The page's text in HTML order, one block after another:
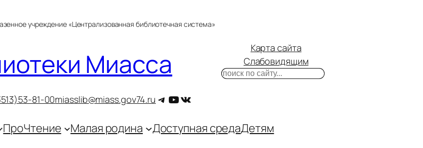
учреждение «Централизованная библиотечная система»
Миасса
81-00miasslib@miass.gov74.ru Telegram
YouTube
ВКонтакте
Карта сайта
Слабовидящим
Поиск
ПроЧтение Малая родина Доступная средаДетям